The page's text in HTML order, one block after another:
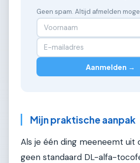
Geen spam. Altijd afmelden
Aanmelden →
Mijn praktische aanpak
Als je één ding meeneemt uit
geen standaard DL-alfa-